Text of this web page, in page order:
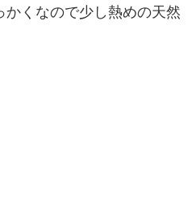
くなので少し熱めの天然